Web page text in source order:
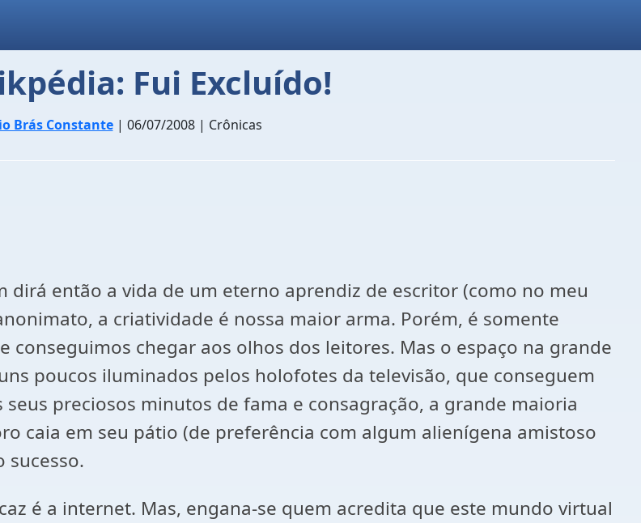
Fui Excluído!
Brás Constante| 06/07/2008 | Crônicas
dirá então a vida de um eterno aprendiz de escritor (como no meu
a criatividade é nossa maior arma. Porém, é somente
chegar aos olhos dos leitores. Mas o espaço na grande
poucos iluminados pelos holofotes da televisão, que conseguem
preciosos minutos de fama e consagração, a grande maioria
caia em seu pátio (de preferência com algum alienígena amistoso
sucesso.
é a internet. Mas, engana-se quem acredita que este mundo virtual